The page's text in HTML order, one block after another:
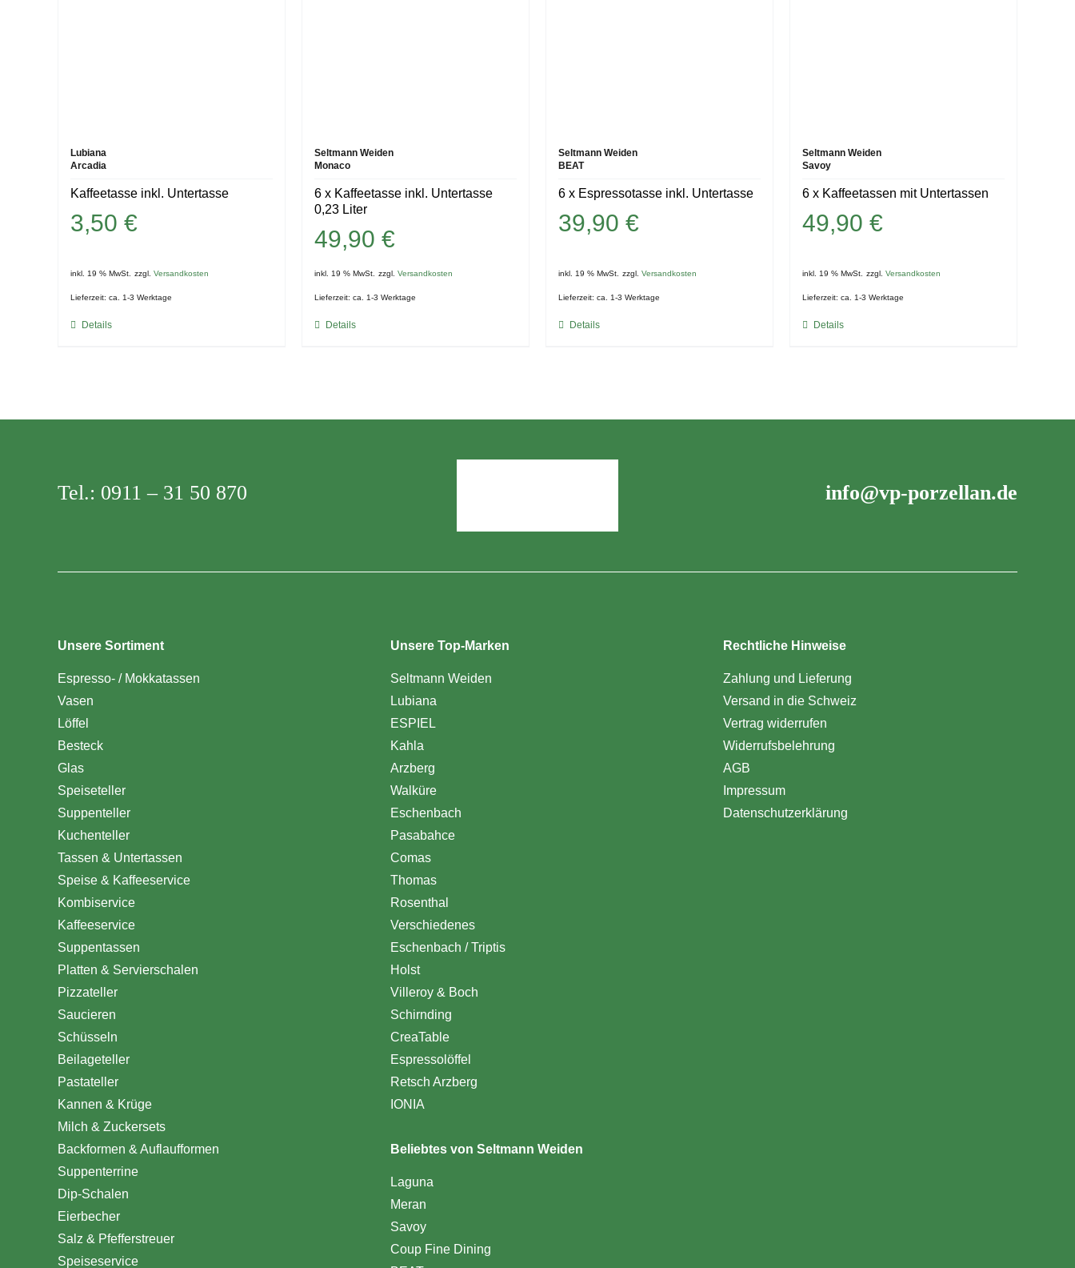
Lubiana
Arcadia
Kaffeetasse inkl. Untertasse
3,50 €
inkl. 19 % MwSt. zzgl. Versandkosten
Lieferzeit: ca. 1-3 Werktage
Details
Seltmann Weiden
Monaco
6 x Kaffeetasse inkl. Untertasse
0,23 Liter
49,90 €
inkl. 19 % MwSt. zzgl. Versandkosten
Lieferzeit: ca. 1-3 Werktage
Details
Seltmann Weiden
BEAT
6 x Espressotasse inkl. Untertasse
39,90 €
inkl. 19 % MwSt. zzgl. Versandkosten
Lieferzeit: ca. 1-3 Werktage
Details
Seltmann Weiden
Savoy
6 x Kaffeetassen mit Untertassen
49,90 €
inkl. 19 % MwSt. zzgl. Versandkosten
Lieferzeit: ca. 1-3 Werktage
Details
Tel.: 0911 – 31 50 870 info@vp-porzellan.de
Unsere Sortiment
Espresso- / Mokkatassen
Vasen
Löffel
Besteck
Glas
Speiseteller
Suppenteller
Kuchenteller
Tassen & Untertassen
Speise & Kaffeeservice
Kombiservice
Kaffeeservice
Suppentassen
Platten & Servierschalen
Pizzateller
Saucieren
Schüsseln
Beilageteller
Pastateller
Kannen & Krüge
Milch & Zuckersets
Backformen & Auflaufformen
Suppenterrine
Dip-Schalen
Eierbecher
Salz & Pfefferstreuer
Speiseservice
Unsere Top-Marken
Seltmann Weiden
Lubiana
ESPIEL
Kahla
Arzberg
Walküre
Eschenbach
Pasabahce
Comas
Thomas
Rosenthal
Verschiedenes
Eschenbach / Triptis
Holst
Villeroy & Boch
Schirnding
CreaTable
Espressolöffel
Retsch Arzberg
IONIA
Beliebtes von Seltmann Weiden
Laguna
Meran
Savoy
Coup Fine Dining
Rechtliche Hinweise
Zahlung und Lieferung
Versand in die Schweiz
Vertrag widerrufen
Widerrufsbelehrung
AGB
Impressum
Datenschutzerklärung